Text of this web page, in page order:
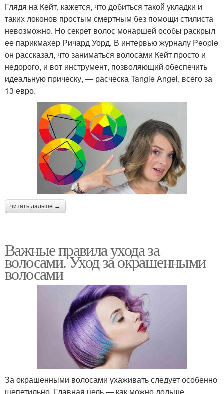
Глядя на Кейт, кажется, что добиться такой укладки и
таких локонов простым смертным без помощи стилиста
невозможно. Но секрет волос монаршей особы раскрыл
ее парикмахер Ричард Уорд. В интервью журналу People
он рассказал, что заниматься волосами Кейт просто и
недорого, и вот инструмент, позволяющий обеспечить
идеальную прическу, — расческа Tangle Angel, всего за
13 евро.
читать дальше →
Важные правила ухода за
волосами. Уход за окрашенными
волосами
За окрашенными волосами ухаживать следует особенно